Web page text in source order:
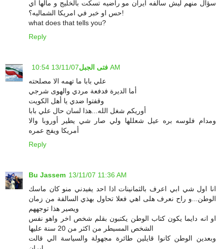
سؤال منهم ليش سالفه ايران مو راضيه تسكت بالخليج و مالها اي
حس او خبر في امريكا الشماليه؟!
what does that tells you?
Reply
فتى الجبل 13/11/07 10:54 AM
علي بابا ما تهمه الا مصلحته
أما الديرة فدفعة مردي والهوى شرجي
وقفتوا ضدي يا أهل الكويت
أوريكم شغل الله...هذا لسان حال علي بابا
ومدام فلوسه بره عيل شعللها ولي صار شي يطير أوروبا والا
أمريكا ويفج عمره
Reply
Bu Jassem 13/11/07 11:36 AM
انا اول شي ابي اعرف بالثمانينات اذا احد يفيدني منو كان ماسك
الوطن...و راح نعرف هلى اهي فعلا تحاول بهذي السالفة من زمان
ويصير هذا توجههم
او انه دايما يكون كتاب الوطن يكتبون بقلم شخص اخر واهو نفس
الشخص المسيطر من اكثر من 20 سنة عليها
وبعدين الوطن كانوا قايلين طائرة مجهولة والسياسة الي قالت